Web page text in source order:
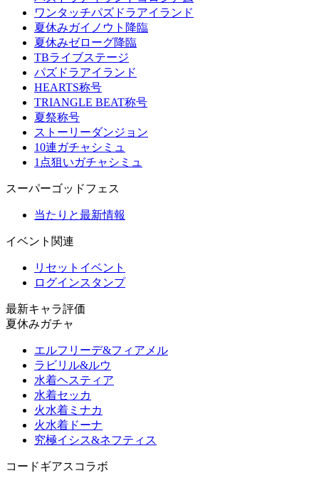
ワンタッチパズドラアイランド
夏休みガイノウト降臨
夏休みゼローグ降臨
TBライブステージ
パズドラアイランド
HEARTS称号
TRIANGLE BEAT称号
夏祭称号
ストーリーダンジョン
10連ガチャシミュ
1点狙いガチャシミュ
スーパーゴッドフェス
当たりと最新情報
イベント関連
リセットイベント
ログインスタンプ
最新キャラ評価
夏休みガチャ
エルフリーデ&フィアメル
ラビリル&ルウ
水着ヘスティア
水着セッカ
火水着ミナカ
火水着ドーナ
究極イシス&ネフティス
コードギアスコラボ